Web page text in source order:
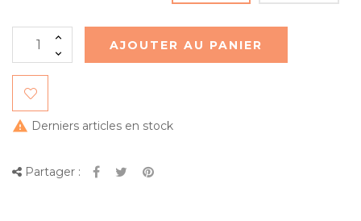
AJOUTER AU PANIER
 Derniers articles en stock
Partager :